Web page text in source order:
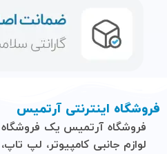
فروشگاه اینترنتی آرتمیس
فروشگاه آرتمیس یک
لوازم جانبی کامپیوتر، لپ